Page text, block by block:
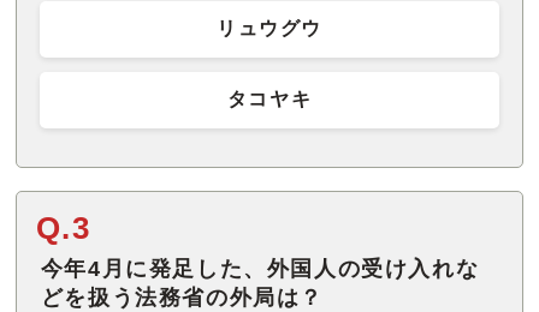
リュウグウ
タコヤキ
Q.3
今年4月に発足した、外国人の受け入れな
どを扱う法務省の外局は？